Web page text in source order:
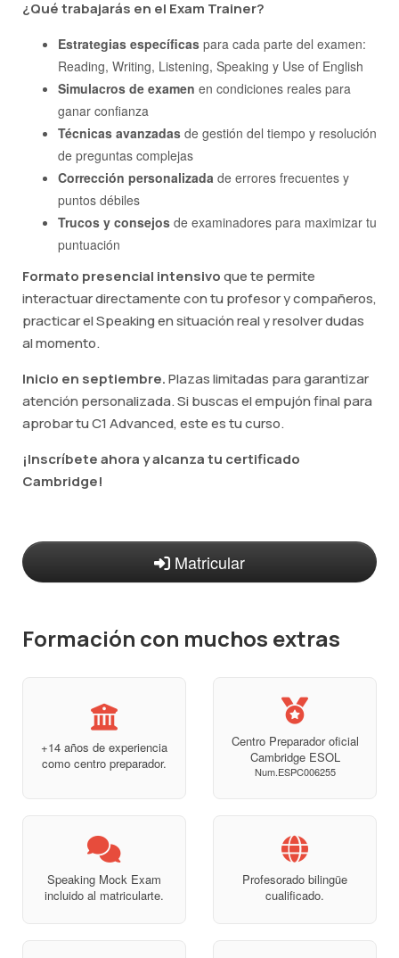
¿Qué trabajarás en el Exam Trainer?
Estrategias específicas para cada parte del examen:
Reading, Writing, Listening, Speaking y Use of English
Simulacros de examen en condiciones reales para
ganar confianza
Técnicas avanzadas de gestión del tiempo y resolución
de preguntas complejas
Corrección personalizada de errores frecuentes y
puntos débiles
Trucos y consejos de examinadores para maximizar tu
puntuación
Formato presencial intensivoque te permite
interactuar directamente con tu profesor y compañeros,
practicar el Speaking en situación real y resolver dudas
al momento.
Inicio en septiembre.Plazas limitadas para garantizar
atención personalizada. Si buscas el empujón final para
aprobar tu C1 Advanced, este es tu curso.
¡Inscríbete ahora y alcanza tu certificado
Cambridge!
Matricular
Formación con muchos extras
+14 años de experiencia
como centro preparador.
Centro Preparador oficial
Cambridge ESOL
Num.ESPC006255
Speaking Mock Exam
incluido al matricularte.
Profesorado bilingüe
cualificado.